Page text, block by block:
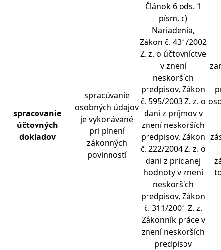
spracovanie
účtovných
dokladov
spracúvanie
osobných údajov
je vykonávané
pri plnení
zákonných
povinností
Článok 6 ods. 1
písm. c)
Nariadenia,
Zákon č. 431/2002
Z. z. o účtovníctve
v znení
neskorších
predpisov, Zákon
č. 595/2003 Z. z. o
dani z príjmov v
znení neskorších
predpisov, Zákon
č. 222/2004 Z. z. o
dani z pridanej
hodnoty v znení
neskorších
predpisov, Zákon
č. 311/2001 Z. z.
Zákonník práce v
znení neskorších
predpisov